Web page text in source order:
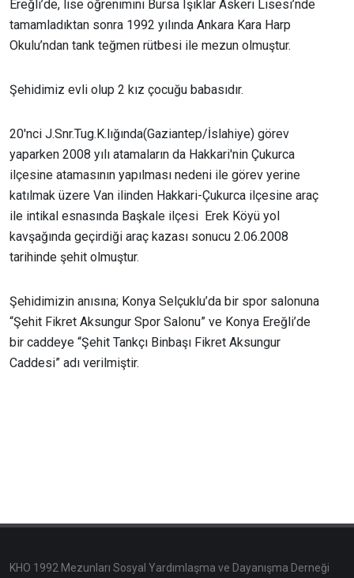
Ereğli’de, lise öğrenimini Bursa Işıklar Askeri Lisesi’nde
tamamladıktan sonra 1992 yılında Ankara Kara Harp
Okulu’ndan tank teğmen rütbesi ile mezun olmuştur.
Şehidimiz evli olup 2 kız çocuğu babasıdır.
20'nci J.Snr.Tug.K.lığında(Gaziantep/İslahiye) görev
yaparken 2008 yılı atamaların da Hakkari'nin Çukurca
ilçesine atamasının yapılması nedeni ile görev yerine
katılmak üzere Van ilinden Hakkari-Çukurca ilçesine araç
ile intikal esnasında Başkale ilçesi Erek Köyü yol
kavşağında geçirdiği araç kazası sonucu 2.06.2008
tarihinde şehit olmuştur.
Şehidimizin anısına; Konya Selçuklu’da bir spor salonuna
“Şehit Fikret Aksungur Spor Salonu” ve Konya Ereğli’de
bir caddeye “Şehit Tankçı Binbaşı Fikret Aksungur
Caddesi” adı verilmiştir.
KHO 1992 Mezunları Sosyal Yardımlaşma ve Dayanışma Derneği